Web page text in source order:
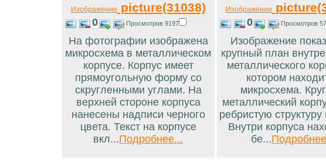
Изображение picture(31038)
0 Просмотров 9197
На фотографии изображена
микросхема в металлическом
корпусе. Корпус имеет
прямоугольную форму со
скругленными углами. На
верхней стороне корпуса
нанесены надписи черного
цвета. Текст на корпусе
вкл...Подробнее...
Изображение
0 Просмотров
Изображение
крупный план
металлического
котором
микросхема.
металлический
ребристую
Внутри корпуса
бе...